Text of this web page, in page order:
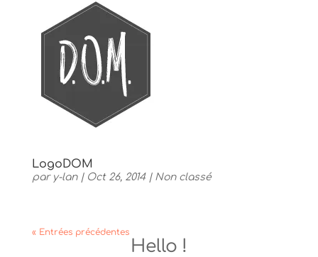
LogoDOM
par y-lan| Oct 26, 2014| Non classé
« Entrées précédentes
Hello !